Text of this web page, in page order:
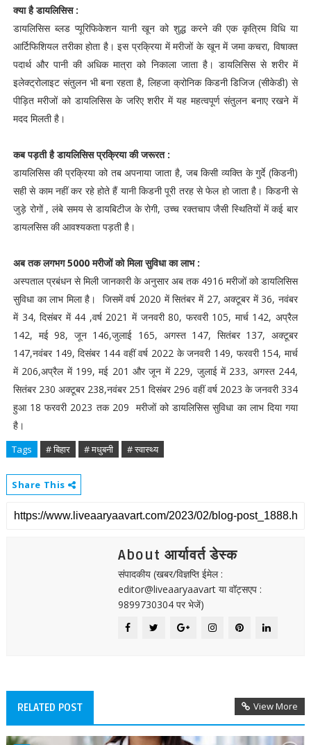
क्या है डायलिसिस :
डायलिसिस ब्लड प्यूरिफिकेशन यानी खून को शुद्ध करने की एक कृत्रिम विधि या
आर्टिफिशियल तरीका होता है। इस प्रक्रिया में मरीजों के खून में जमा कचरा, विषाक्त
पदार्थ और पानी की अधिक मात्रा को निकाला जाता है। डायलिसिस से शरीर में
इलेक्ट्रोलाइट संतुलन भी बना रहता है, लिहजा क्रोनिक किडनी डिजिज (सीकेडी) से
पीड़ित मरीजों को डायलिसिस के जरिए शरीर में यह महत्वपूर्ण संतुलन बनाए रखने में
मदद मिलती है।
कब पड़ती है डायलिसिस प्रक्रिया की जरूरत :
डायलिसिस की प्रक्रिया को तब अपनाया जाता है, जब किसी व्यक्ति के गुर्दे (किडनी)
सही से काम नहीं कर रहे होते हैं यानी किडनी पूरी तरह से फेल हो जाता है। किडनी से
जुड़े रोगों , लंबे समय से डायबिटीज के रोगी, उच्च रक्तचाप जैसी स्थितियों में कई बार
डायलसिस की आवश्यकता पड़ती है।
अब तक लगभग 5000 मरीजों को मिला सुविधा का लाभ :
अस्पताल प्रबंधन से मिली जानकारी के अनुसार अब तक 4916 मरीजों को डायलिसिस
सुविधा का लाभ मिला है। जिसमें वर्ष 2020 में सितंबर में 27, अक्टूबर में 36, नवंबर
में 34, दिसंबर में 44 ,वर्ष 2021 में जनवरी 80, फरवरी 105, मार्च 142, अप्रैल
142, मई 98, जून 146,जुलाई 165, अगस्त 147, सितंबर 137, अक्टूबर
147,नवंबर 149, दिसंबर 144 वहीं वर्ष 2022 के जनवरी 149, फरवरी 154, मार्च
में 206,अप्रैल में 199, मई 201 और जून में 229, जुलाई में 233, अगस्त 244,
सितंबर 230 अक्टूबर 238,नवंबर 251 दिसंबर 296 वहीं वर्ष 2023 के जनवरी 334
हुआ 18 फरवरी 2023 तक 209 मरीजों को डायलिसिस सुविधा का लाभ दिया गया
है।
Tags # बिहार # मधुबनी # स्वास्थ्य
Share This
About आर्यावर्त डेस्क
संपादकीय (खबर/विज्ञप्ति ईमेल :
editor@liveaaryaavart या वॉट्सएप :
9899730304 पर भेजें)
RELATED POST View More